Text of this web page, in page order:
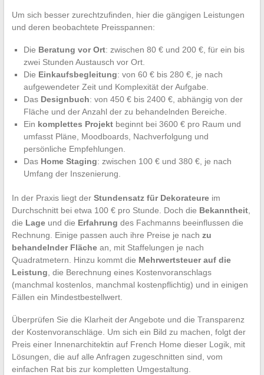
Um sich besser zurechtzufinden, hier die gängigen Leistungen
und deren beobachtete Preisspannen:
Die Beratung vor Ort: zwischen 80 € und 200 €, für ein bis
zwei Stunden Austausch vor Ort.
Die Einkaufsbegleitung: von 60 € bis 280 €, je nach
aufgewendeter Zeit und Komplexität der Aufgabe.
Das Designbuch: von 450 € bis 2400 €, abhängig von der
Fläche und der Anzahl der zu behandelnden Bereiche.
Ein komplettes Projektbeginnt bei 3600 € pro Raum und
umfasst Pläne, Moodboards, Nachverfolgung und
persönliche Empfehlungen.
Das Home Staging: zwischen 100 € und 380 €, je nach
Umfang der Inszenierung.
In der Praxis liegt der Stundensatz für Dekorateureim
Durchschnitt bei etwa 100 € pro Stunde. Doch die Bekanntheit,
die Lageund die Erfahrung des Fachmanns beeinflussen die
Rechnung. Einige passen auch ihre Preise je nach zu
behandelnder Flächean, mit Staffelungen je nach
Quadratmetern. Hinzu kommt die Mehrwertsteuer auf die
Leistung , die Berechnung eines Kostenvoranschlags
(manchmal kostenlos, manchmal kostenpflichtig) und in einigen
Fällen ein Mindestbestellwert.
Überprüfen Sie die Klarheit der Angebote und die Transparenz
der Kostenvoranschläge. Um sich ein Bild zu machen, folgt der
Preis einer Innenarchitektin auf French Home dieser Logik, mit
Lösungen, die auf alle Anfragen zugeschnitten sind, vom
einfachen Rat bis zur kompletten Umgestaltung.